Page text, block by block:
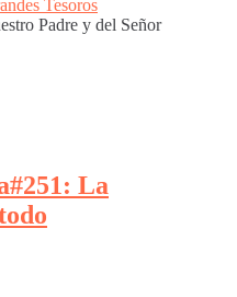
Padre y del Señor
La